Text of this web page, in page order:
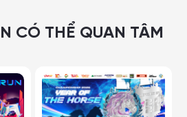
CÓ THỂ QUAN TÂM